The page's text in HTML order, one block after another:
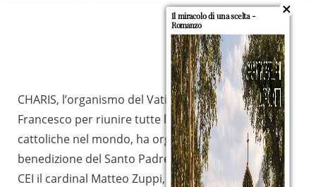
CHARIS, l’organismo del Vaticano creato da Papa
Francesco per riunire tutte le realtà carismatiche
cattoliche nel mondo, ha organizzato, con la
benedizione del Santo Padre e del Presidente della
CEI il cardinal Matteo Zuppi, un evento nazionale di
Il miracolo di una scelta -
Romanzo